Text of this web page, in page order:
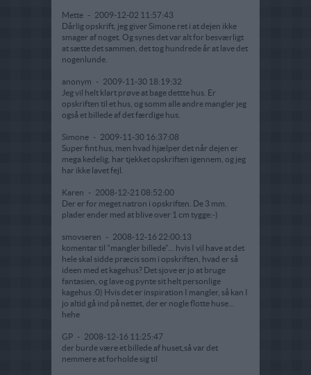
Mette - 2009-12-02 11:57:43
Dårlig opskrift, jeg giver Simone ret i at dejen ikke
smager af noget. Og synes det var alt for besværligt
at sætte det sammen, det tog hundrede år at lave det
nogenlunde.
anonym - 2009-11-30 18:19:32
Jeg vil helt klart prøve at bage dettte hus. Er
opskriften til et hus, og somm alle andre mangler jeg
også et billede af det færdige hus.
Simone - 2009-11-30 16:37:08
Super fint hus, men hvad hjælper det når dejen er
mega kedelig. har tjekket opskriften igennem, og jeg
har ikke lavet fejl.
Karen - 2008-12-21 08:52:00
Der er for meget natron i opskriften. De 3 mm.
plader ender med at blive over 1 cm tygge:-)
smovseren - 2008-12-16 22:00:13
komentar til "mangler billede"... hvis I vil have at det
hele skal sidde præcis som i opskriften, hvad er så
ideen med et kagehus? Det sjove er jo at bruge
fantasien, og lave og pynte sit helt personlige
kagehus :0) Hvis det er inspiration I mangler, så kan I
jo altid gå ind på nettet, der er nogle flotte huse...
hehe
GP - 2008-12-16 11:25:47
der burde være et billede af huset,så var det
nemmere at forholde sig til